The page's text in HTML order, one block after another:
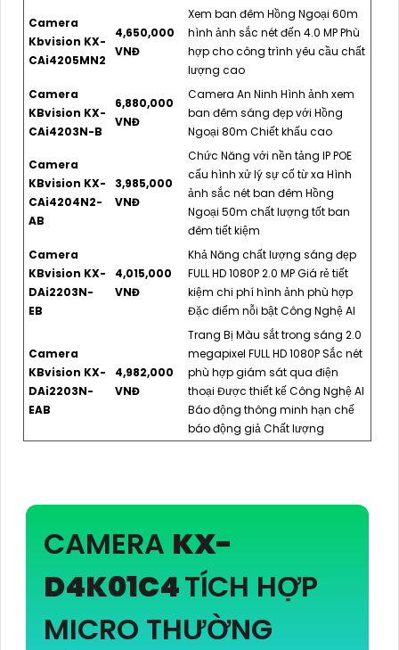
Camera
Kbvision KX-
CAi4205MN2
4,650,000
VNĐ
Xem ban đêm Hồng Ngoại 60m
hình ảnh sắc nét đến 4.0 MP Phù
hợp cho công trình yêu cầu chất
lượng cao
Camera
KBvision KX-
CAi4203N-B
6,880,000
VNĐ
Camera An Ninh Hình ảnh xem
ban đêm sáng đẹp với Hồng
Ngoại 80m Chiết khấu cao
Camera
KBvision KX-
CAi4204N2-
AB
3,985,000
VNĐ
Chức Năng với nền tảng IP POE
cấu hình xử lý sự cố từ xa Hình
ảnh sắc nét ban đêm Hồng
Ngoại 50m chất lượng tốt ban
đêm tiết kiệm
Camera
KBvision KX-
DAi2203N-
EB
4,015,000
VNĐ
Khả Năng chất lượng sáng đẹp
FULL HD 1080P 2.0 MP Giá rẻ tiết
kiệm chi phí hình ảnh phù hợp
Đặc điểm nỗi bật Công Nghệ AI
Camera
KBvision KX-
DAi2203N-
EAB
4,982,000
VNĐ
Trang Bị Màu sắt trong sáng 2.0
megapixel FULL HD 1080P Sắc nét
phù hợp giám sát qua điện
thoại Được thiết kế Công Nghệ AI
Báo động thông minh hạn chế
báo động giả Chất lượng
CAMERA KX-
D4K01C4TÍCH HỢP
MICRO THƯỜNG